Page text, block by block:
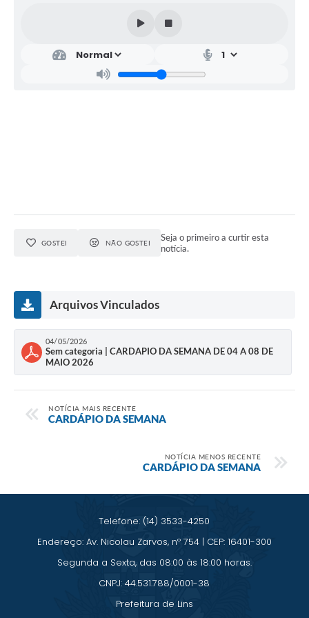
Relação dos Itinerários do Transporte Público
Consulta Pública sobre o Plano Municipal de
Saneamento Básico de Lins
Educação
Infraestrutura
Saúde
A Prefeitura
Plano de Contingência 2024-2025 Lins/SP
Tributos
GOSTEI NÃO GOSTEI
Seja o primeiro a curtir esta
notícia.
Arquivos Vinculados
04/05/2026
Sem categoria | CARDAPIO DA SEMANA DE 04 A 08 DE
MAIO 2026
NOTÍCIA MAIS RECENTE
CARDÁPIO DA SEMANA
NOTÍCIA MENOS RECENTE
CARDÁPIO DA SEMANA
Telefone: (14) 3533-4250
Endereço: Av. Nicolau Zarvos, nº 754 | CEP: 16401-300
Segunda a Sexta, das 08:00 às 18:00 horas.
CNPJ: 44.531.788/0001-38
Prefeitura de Lins